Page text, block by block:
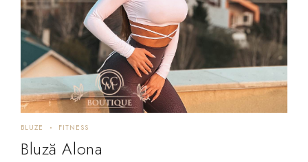
BLUZE FITNESS
Bluză Alona